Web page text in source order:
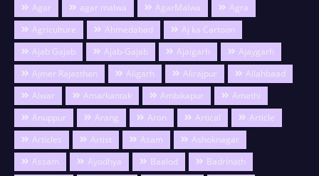
Agar
agar malwa AgarMalwa
Agra
Agriculture
Ahmedabad
Aj ka Cartoon
Ajab Gajab
Ajab-Gajab Ajaigarh
Ajaygarh
Ajmer Rajasthan
Aligarh Alirajpur
Allahbaad
Alwar
Amarkantak Ambikapur
Amethi
Anuppur
Arang Aron Artical
Article
Articles
Artist Asam
Ashoknagar
Assam
Ayodhya Baalod
Badrinath